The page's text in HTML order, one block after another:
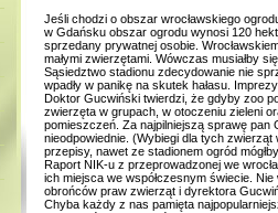
Jeśli chodzi o obszar wrocławskiego
w Gdańsku obszar ogrodu wynosi 120
sprzedany prywatnej osobie.
małymi zwierzętami. Wówczas musiałby
Sąsiedztwo stadionu zdecydowanie nie
wpadły w panikę na skutek hałasu.
Doktor Gucwiński twierdzi, że gdyby zoo
zwierzęta w grupach, w otoczeniu zieleni
pomieszczeń. Za najpilniejszą sprawę
nieodpowiednie. (Wybiegi dla tych
przepisy, nawet ze stadionem ogród
Raport NIK-u z przeprowadzonej we
ich miejsca we współczesnym świecie.
obrońców praw zwierząt i dyrektora
Chyba każdy z nas pamięta